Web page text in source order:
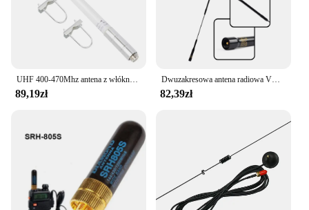
UHF 400-470Mhz antena z włókna szklanego 17 cali radio mobilne GMRS antena podstawowa do krótkofalówki urządzenie Repeater mobilny transceiver
89,19zł
Dwuzakresowa antena radiowa VHF UHF Ham Radio 144/430 MHz i zestaw samolotów gruntowych do samochodów ciężarowych JEEP Mobilny transceiver
82,39zł